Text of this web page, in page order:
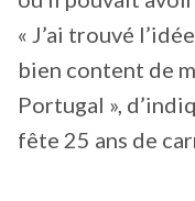
« J’ai trouvé
bien content de
Portugal »,
fête 25 ans de